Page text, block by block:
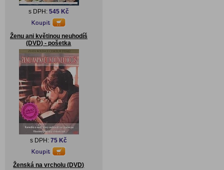
s DPH: 545 Kč
Ženu ani květinou neuhodíš
(DVD) - pošetka
s DPH:75 Kč
Ženská na vrcholu (DVD)